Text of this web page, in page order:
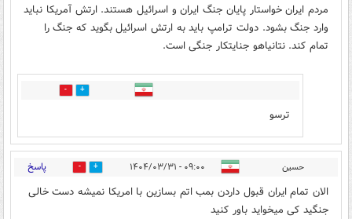
مردم ایران خواستار پایان جنگ ایران و اسرائیل هستند. ارتش آمریکا نباید
وارد جنگ بشود. دولت ترامپ باید به ارتش اسرائیل بگوید که جنگ را
تمام کند. نتانیاهو جنایتکار جنگی است.
0
ترسو
حسین ۰۹:۰۰ - ۱۴۰۴/۰۳/۳۱ 8 پاسخ
الان تمام ایران قبول داردن بمب اتم بسازین با امریکا نمیشه دست خالی
جنگید کی میخواید باور کنید